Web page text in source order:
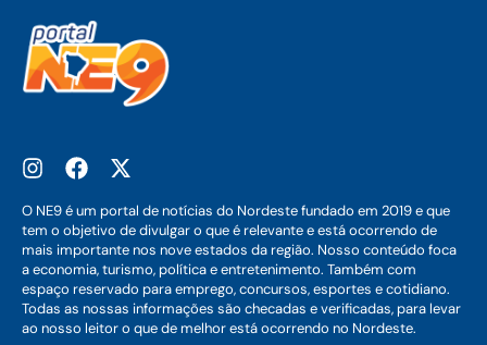
O NE9 é um portal de notícias do Nordeste fundado em 2019 e que
tem o objetivo de divulgar o que é relevante e está ocorrendo de
mais importante nos nove estados da região. Nosso conteúdo foca
a economia, turismo, política e entretenimento. Também com
espaço reservado para emprego, concursos, esportes e cotidiano.
Todas as nossas informações são checadas e verificadas, para levar
ao nosso leitor o que de melhor está ocorrendo no Nordeste.